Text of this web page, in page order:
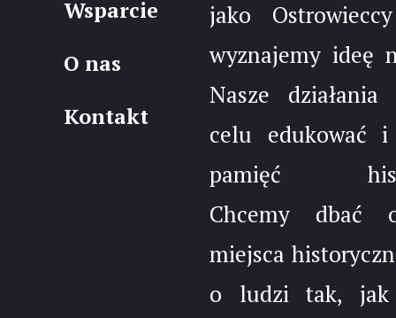
Wsparcie
O nas
Kontakt
jako
wyznajemy ideę
Nasze
celu edukować
pamięć
Chcemy dbać
miejsca
o ludzi tak, jak